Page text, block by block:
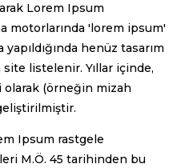
Lorem Ipsum
motorlarında 'lorem ipsum'
henüz tasarım
site listelenir. Yıllar içinde,
olarak (örneğin mizah
Ipsum rastgele
M.Ö. 45 tarihinden bu